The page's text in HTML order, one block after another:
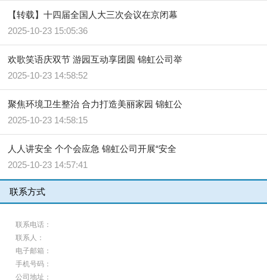
【转载】十四届全国人大三次会议在京闭幕
2025-10-23 15:05:36
欢歌笑语庆双节 游园互动享团圆 锦虹公司举
2025-10-23 14:58:52
聚焦环境卫生整治 合力打造美丽家园 锦虹公
2025-10-23 14:58:15
人人讲安全 个个会应急 锦虹公司开展“安全
2025-10-23 14:57:41
联系方式
联系电话：
联系人：
电子邮箱：
手机号码：
公司地址：